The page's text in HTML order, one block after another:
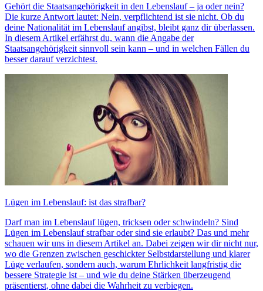
Gehört die Staatsangehörigkeit in den Lebenslauf – ja oder nein?
Die kurze Antwort lautet: Nein, verpflichtend ist sie nicht. Ob du
deine Nationalität im Lebenslauf angibst, bleibt ganz dir überlassen.
In diesem Artikel erfährst du, wann die Angabe der
Staatsangehörigkeit sinnvoll sein kann – und in welchen Fällen du
besser darauf verzichtest.
Lügen im Lebenslauf: ist das strafbar?
Darf man im Lebenslauf lügen, tricksen oder schwindeln? Sind
Lügen im Lebenslauf strafbar oder sind sie erlaubt? Das und mehr
schauen wir uns in diesem Artikel an. Dabei zeigen wir dir nicht nur,
wo die Grenzen zwischen geschickter Selbstdarstellung und klarer
Lüge verlaufen, sondern auch, warum Ehrlichkeit langfristig die
bessere Strategie ist – und wie du deine Stärken überzeugend
präsentierst, ohne dabei die Wahrheit zu verbiegen.